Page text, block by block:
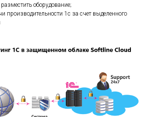
оборудование;
производительности 1c за счет выделенного